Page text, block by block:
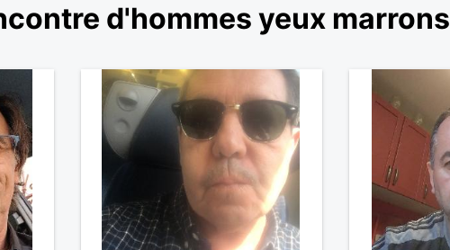
d'hommes yeux marrons